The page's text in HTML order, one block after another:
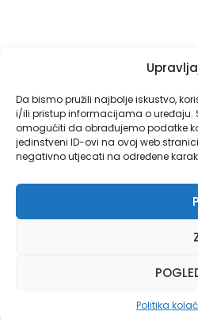
Da bismo pružili najbolje iskustvo,
i/ili pristup informacijama o
omogućiti da obrađujemo podatke
jedinstveni ID-ovi na ovoj web
negativno utjecati na određene
Politika